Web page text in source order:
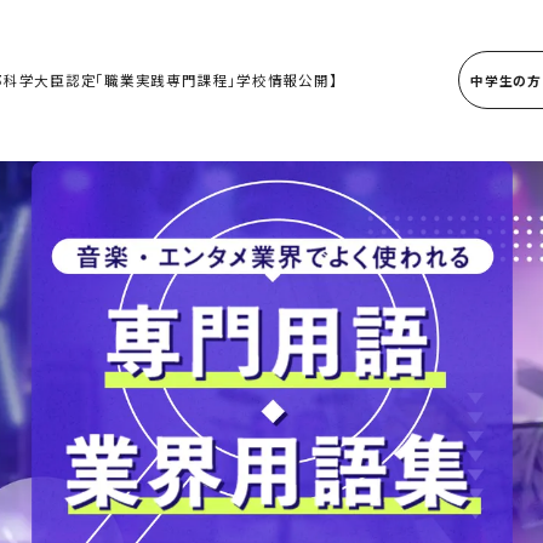
科学大臣認定「職業実践専門課程」学校情報公開】 中学生の方